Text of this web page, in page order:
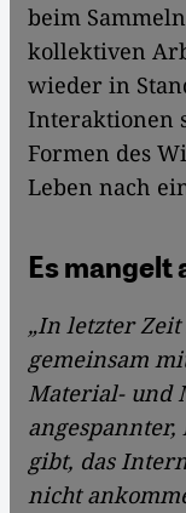
beim
kollektiven
wieder in
Interaktionen
Formen des
Leben nach
Es
„In letzter Zeit
gemeinsam
Material- und
angespannter,
gibt, das
nicht